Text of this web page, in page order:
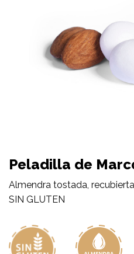
Peladilla de
Almendra tostada,
SIN GLUTEN